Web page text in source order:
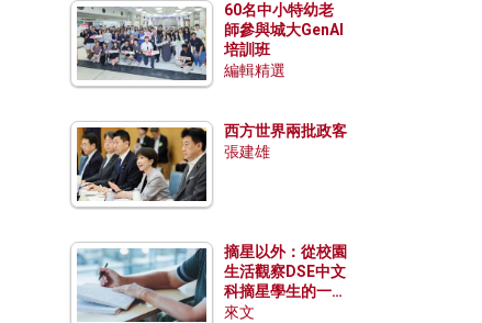
60名中小特幼老
師參與城大GenAI
培訓班
編輯精選
西方世界兩批政客
張建雄
摘星以外：從校園
生活觀察DSE中文
科摘星學生的一點
特質
來文